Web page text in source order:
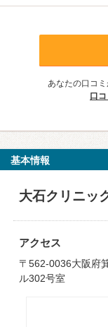
あなたの口コミ
口
基本情報
大石クリニッ
アクセス
〒562-0036大阪府
ル302号室